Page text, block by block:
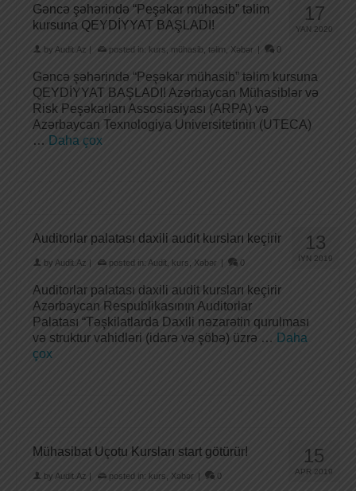
17
YAN 2020
Gəncə şəhərində “Peşəkar mühasib” təlim
kursuna QEYDİYYAT BAŞLADI!
by Audit.Az | posted in: kurs mühasib təlim Xəbər | 0
Gəncə şəhərində “Peşəkar mühasib” təlim kursuna
QEYDİYYAT BAŞLADI! Azərbaycan Mühasiblər və
Risk Peşəkarları Assosiasiyası (ARPA) və
Azərbaycan Texnologiya Universitetinin (UTECA)
… Daha çox
13
İYN 2019
Auditorlar palatası daxili audit kursları keçirir
by Audit.Az | posted in: Audit kurs Xəbər | 0
Auditorlar palatası daxili audit kursları keçirir
Azərbaycan Respublikasının Auditorlar
Palatası “Təşkilatlarda Daxili nəzarətin qurulması
və struktur vahidləri (idarə və şöbə) üzrə … Daha
çox
15
APR 2019
Mühasibat Uçotu Kursları start götürür!
by Audit.Az | posted in: kurs Xəbər | 0